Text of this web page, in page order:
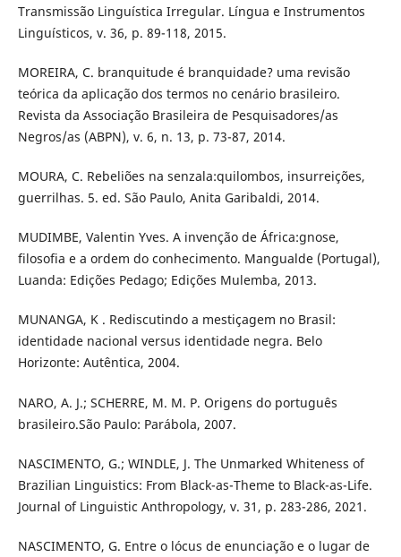
Transmissão Linguística Irregular. Língua e Instrumentos
Linguísticos, v. 36, p. 89-118, 2015.
MOREIRA, C. branquitude é branquidade? uma revisão
teórica da aplicação dos termos no cenário brasileiro.
Revista da Associação Brasileira de Pesquisadores/as
Negros/as (ABPN), v. 6, n. 13, p. 73-87, 2014.
MOURA, C. Rebeliões na senzala:quilombos, insurreições,
guerrilhas. 5. ed. São Paulo, Anita Garibaldi, 2014.
MUDIMBE, Valentin Yves. A invenção de África:gnose,
filosofia e a ordem do conhecimento. Mangualde (Portugal),
Luanda: Edições Pedago; Edições Mulemba, 2013.
MUNANGA, K . Rediscutindo a mestiçagem no Brasil:
identidade nacional versus identidade negra. Belo
Horizonte: Autêntica, 2004.
NARO, A. J.; SCHERRE, M. M. P. Origens do português
brasileiro.São Paulo: Parábola, 2007.
NASCIMENTO, G.; WINDLE, J. The Unmarked Whiteness of
Brazilian Linguistics: From Black-as-Theme to Black-as-Life.
Journal of Linguistic Anthropology, v. 31, p. 283-286, 2021.
NASCIMENTO, G. Entre o lócus de enunciação e o lugar de